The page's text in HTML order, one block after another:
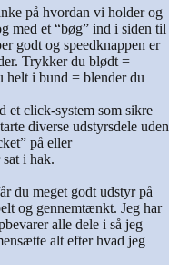
på hvordan vi holder og
med et “bøg” ind i siden til
godt og speedknappen er
Trykker du blødt =
helt i bund = blender du
et click-system som sikre
diverse udstyrsdele uden
på eller
i hak.
du meget godt udstyr på
og gennemtænkt. Jeg har
alle dele i så jeg
alt efter hvad jeg